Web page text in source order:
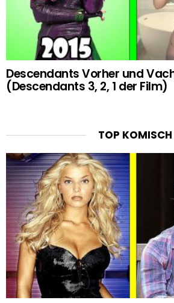
Descendants Vorher und
(Descendants 3, 2, 1 der Film)
TOP KOMISCH